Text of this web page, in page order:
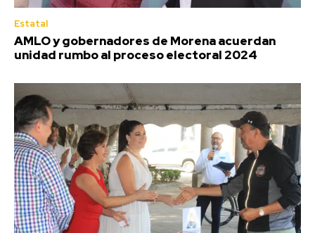
Estatal
AMLO y gobernadores de Morena acuerdan
unidad rumbo al proceso electoral 2024